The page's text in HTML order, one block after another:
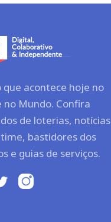
que acontece hoje no
no Mundo. Confira
de loterias, notícias
bastidores dos
e guias de serviços.